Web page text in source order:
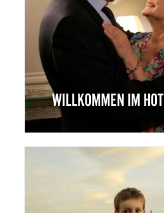
WILLKOMMEN IM